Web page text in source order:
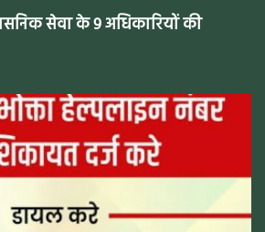
सेवा के 9 अधिकारियों की